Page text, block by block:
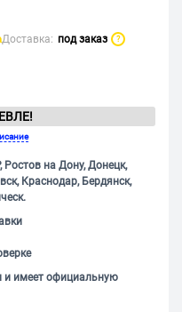
Доставка: под заказ ?
на Дону, Донецк,
Краснодар, Бердянск,
и имеет официальную